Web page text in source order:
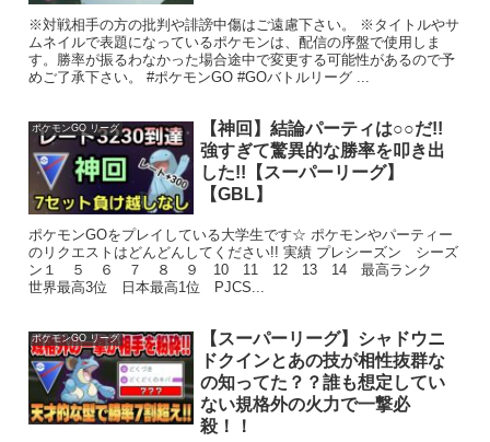
※対戦相手の方の批判や誹謗中傷はご遠慮下さい。 ※タイトルやサ
ムネイルで表題になっているポケモンは、配信の序盤で使用しま
す。勝率が振るわなかった場合途中で変更する可能性があるので予
めご了承下さい。 #ポケモンGO #GOバトルリーグ ...
ポケモンGO リーグ
【神回】結論パーティは○○だ!!
強すぎて驚異的な勝率を叩き出
した!!【スーパーリーグ】
【GBL】
ポケモンGOをプレイしている大学生です☆ ポケモンやパーティー
のリクエストはどんどんしてください!! 実績 プレシーズン シーズ
ン１ ５ ６ ７ ８ ９ 10 11 12 13 14 最高ランク
世界最高3位 日本最高1位 PJCS...
ポケモンGO リーグ
【スーパーリーグ】シャドウニ
ドクインとあの技が相性抜群な
の知ってた？？誰も想定してい
ない規格外の火力で一撃必
殺！！